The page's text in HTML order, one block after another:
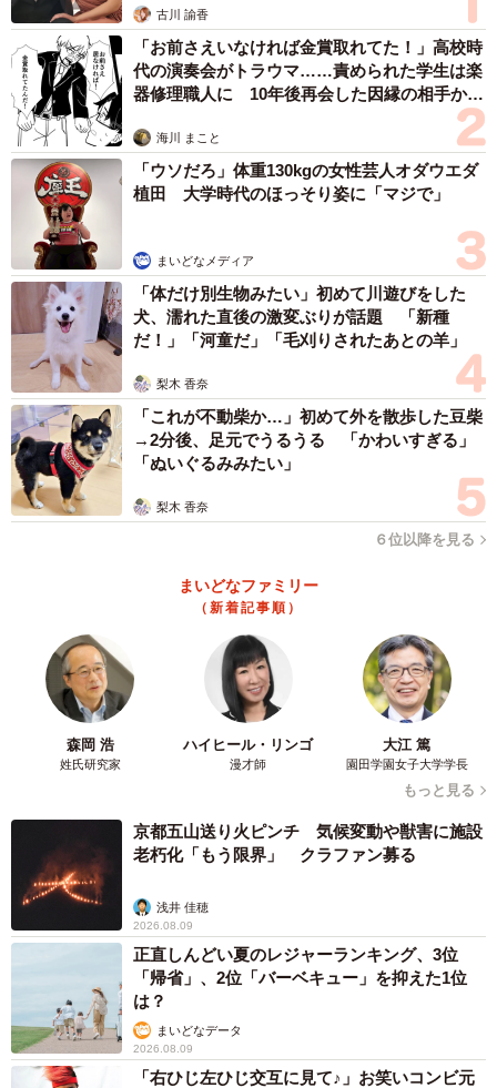
古川 諭香
「お前さえいなければ金賞取れてた！」高校時
代の演奏会がトラウマ……責められた学生は楽
器修理職人に 10年後再会した因縁の相手から
海川 まこと
「ウソだろ」体重130kgの女性芸人オダウエダ
植田 大学時代のほっそり姿に「マジで」
まいどなメディア
「体だけ別生物みたい」初めて川遊びをした
犬、濡れた直後の激変ぶりが話題 「新種
だ！」「河童だ」「毛刈りされたあとの羊」
梨木 香奈
「これが不動柴か…」初めて外を散歩した豆柴
→2分後、足元でうるうる 「かわいすぎる」
「ぬいぐるみみたい」
梨木 香奈
６位以降を見る
まいどなファミリー
（新着記事順）
森岡 浩
姓氏研究家
ハイヒール・リンゴ
漫才師
大江 篤
園田学園女子大学学長
もっと見る
京都五山送り火ピンチ 気候変動や獣害に施設
老朽化「もう限界」 クラファン募る
浅井 佳穂
2026.08.09
正直しんどい夏のレジャーランキング、3位
「帰省」、2位「バーベキュー」を抑えた1位
は？
まいどなデータ
2026.08.09
「右ひじ左ひじ交互に見て♪」お笑いコンビ元